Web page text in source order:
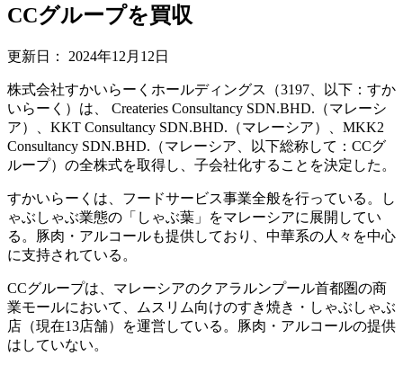
CCグループを買収
更新日： 2024年12月12日
株式会社すかいらーくホールディングス（3197、以下：すか
いらーく）は、 Createries Consultancy SDN.BHD.（マレーシ
ア）、KKT Consultancy SDN.BHD.（マレーシア）、MKK2
Consultancy SDN.BHD.（マレーシア、以下総称して：CCグ
ループ）の全株式を取得し、子会社化することを決定した。
すかいらーくは、フードサービス事業全般を行っている。し
ゃぶしゃぶ業態の「しゃぶ葉」をマレーシアに展開してい
る。豚肉・アルコールも提供しており、中華系の人々を中心
に支持されている。
CCグループは、マレーシアのクアラルンプール首都圏の商
業モールにおいて、ムスリム向けのすき焼き・しゃぶしゃぶ
店（現在13店舗）を運営している。豚肉・アルコールの提供
はしていない。